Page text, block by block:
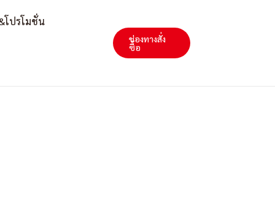
โปรโมชั่น
ช่องทางสั่ง
ซื้อ